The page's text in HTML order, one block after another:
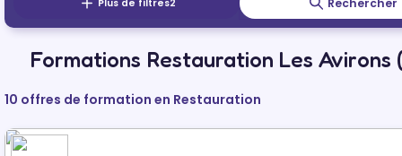
Plus de filtres2
Formations Restauration Les Avirons
10 offres de formation en Restauration